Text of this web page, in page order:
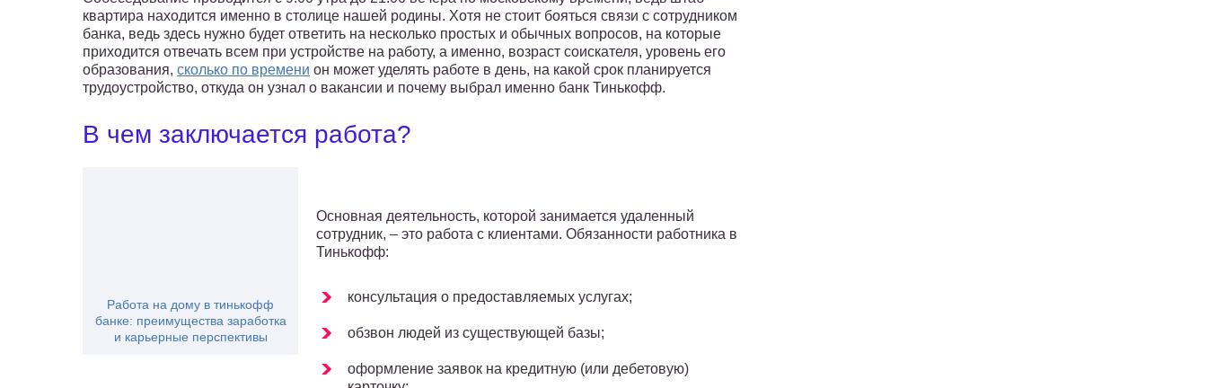
квартира находится именно в столице нашей родины. Хотя не стоит бояться связи с сотрудником
банка, ведь здесь нужно будет ответить на несколько простых и обычных вопросов, на которые
приходится отвечать всем при устройстве на работу, а именно, возраст соискателя, уровень его
образования, сколько по времени он может уделять работе в день, на какой срок планируется
трудоустройство, откуда он узнал о вакансии и почему выбрал именно банк Тинькофф.
В чем заключается работа?
Работа на дому в тинькофф
банке: преимущества заработка
и карьерные перспективы
Основная деятельность, которой занимается удаленный
сотрудник, – это работа с клиентами. Обязанности работника в
Тинькофф:
консультация о предоставляемых услугах;
обзвон людей из существующей базы;
оформление заявок на кредитную (или дебетовую)